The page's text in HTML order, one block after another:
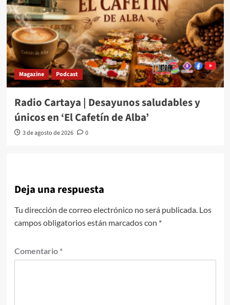
Magazine Podcast
Radio Cartaya | Desayunos saludables y
únicos en ‘El Cafetín de Alba’
3 de agosto de 2026 0
Deja una respuesta
Tu dirección de correo electrónico no será publicada. Los
campos obligatorios están marcados con *
Comentario *